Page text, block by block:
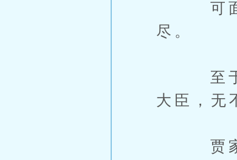
可面对
尽。
至于高
大臣，无
贾家上